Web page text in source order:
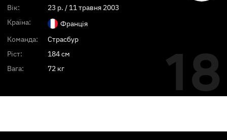
Вік: 23 p. / 11 травня 2003
Країна:
Франція
Команда:
Страсбур
Ріст:
184 см
Вага:
72 кг 18